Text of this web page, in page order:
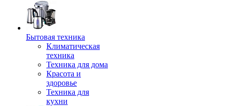
Бытовая техника
Климатическая
техника
Техника для дома
Красота и
здоровье
Техника для
кухни